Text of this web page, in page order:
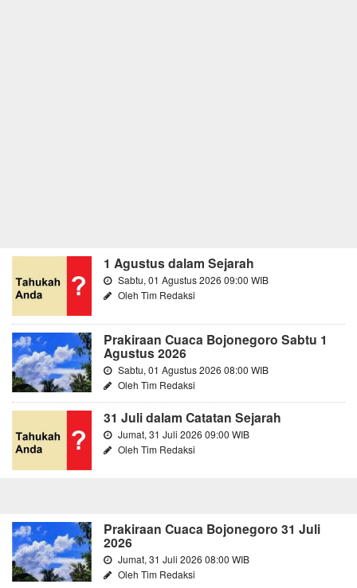
1 Agustus dalam Sejarah
Sabtu, 01 Agustus 2026 09:00 WIB
Oleh Tim Redaksi
Prakiraan Cuaca Bojonegoro Sabtu 1
Agustus 2026
Sabtu, 01 Agustus 2026 08:00 WIB
Oleh Tim Redaksi
31 Juli dalam Catatan Sejarah
Jumat, 31 Juli 2026 09:00 WIB
Oleh Tim Redaksi
Prakiraan Cuaca Bojonegoro 31 Juli
2026
Jumat, 31 Juli 2026 08:00 WIB
Oleh Tim Redaksi